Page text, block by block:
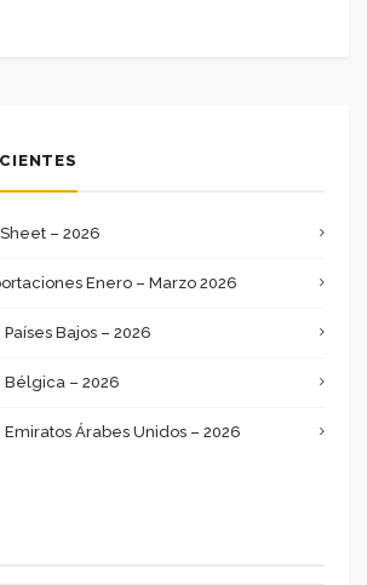
– 2026
Enero – Marzo 2026
Bajos – 2026
– 2026
Árabes Unidos – 2026